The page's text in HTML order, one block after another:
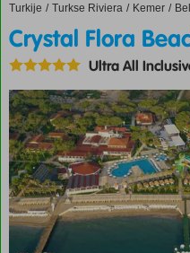
Leuk en gevarieerd
animatieprogramma
Home
Turkije Turkse Riviera Kemer
Crystal Flora Beach
Crystal Flora
Ultra All